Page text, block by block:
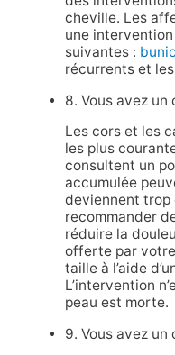
cheville. Les
une
suivantes :
récurrents et
8. Vous avez
Les cors et les
les plus
consultent un
accumulée
deviennent trop
recommander
réduire la
offerte par
taille à l’aide
L’intervention
peau est morte.
9. Vous avez un